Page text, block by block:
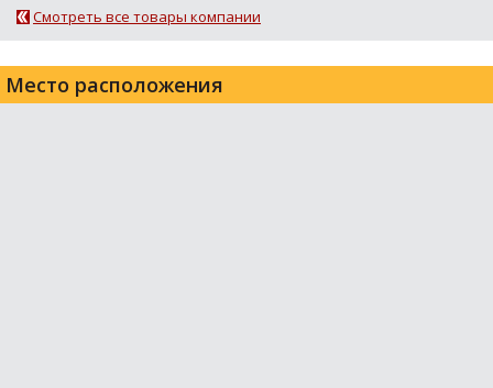
Смотреть все товары компании
Место расположения